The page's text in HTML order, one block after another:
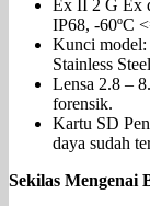
Ex II 2 G Ex
IP68, -60ºC
Kunci
Stainless
Lensa 2.8 –
forensik.
Kartu SD
daya sudah
Sekilas Mengenai